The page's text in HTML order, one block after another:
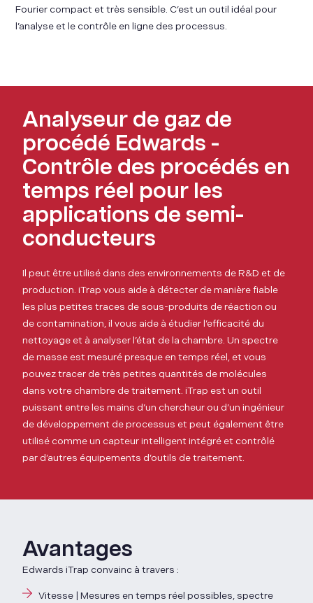
Fourier compact et très sensible. C’est un outil idéal pour
l’analyse et le contrôle en ligne des processus.
Analyseur de gaz de
procédé Edwards -
Contrôle des procédés en
temps réel pour les
applications de semi-
conducteurs
Il peut être utilisé dans des environnements de R&D et de
production. iTrap vous aide à détecter de manière fiable
les plus petites traces de sous-produits de réaction ou
de contamination, il vous aide à étudier l’efficacité du
nettoyage et à analyser l’état de la chambre. Un spectre
de masse est mesuré presque en temps réel, et vous
pouvez tracer de très petites quantités de molécules
dans votre chambre de traitement. iTrap est un outil
puissant entre les mains d’un chercheur ou d’un ingénieur
de développement de processus et peut également être
utilisé comme un capteur intelligent intégré et contrôlé
par d’autres équipements d’outils de traitement.
Avantages
Edwards iTrap convainc à travers :
Vitesse | Mesures en temps réel possibles, spectre